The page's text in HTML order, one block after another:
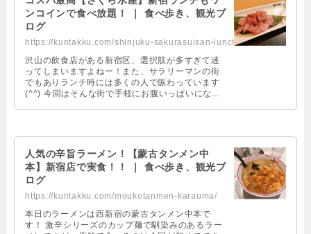
ンコインで食べ放題！ ｜ 食べ歩き、観光ブ
ログ
https://kuntakku.com/shinjuku-sakurasuisan-lunch/
沢山の飲食店がある新宿区、選択肢が多すぎて迷
ってしまいますよねー！また、サラリーマンの街
でもありランチ時には多くの人で賑わっています
(^^) 今回はそんな街で手軽にお腹いっぱいになれ
人気の辛旨ラーメン！【蒙古タンメン中
本】新宿店で実食！！ ｜ 食べ歩き、観光ブ
ログ
https://kuntakku.com/moukotanmen-karauma/
本日のラーメンは西新宿の蒙古タンメン中本で
す！ 激辛シリーズのカップ麺で馴染みのあるラー